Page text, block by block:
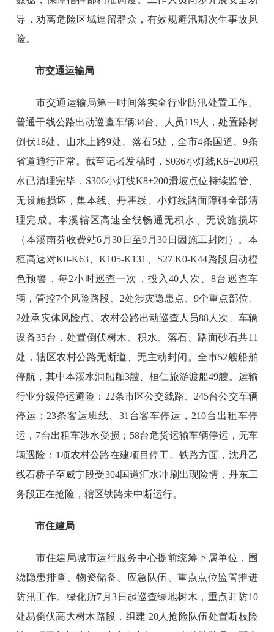
导，劝离危险区域逗留群众，有效规避汛期次生事故风
险。
市交通运输局
市交通运输局第一时间落实全行业防汛处置工作。
普通干线公路出动巡查车辆34台、人员119人，处置路树
倒伏18处、山水上路9处、落石5处，全市4条国道、9条
省道通行正常。截至记者发稿时，S036小灯线K6+200积
水已清理完毕，S306小灯线K8+200滑坡点位持续监管、
无设施损坏，集本线、丹霍线、小灯线路面障碍全部清
理完成。本溪辖区高速全线畅通无积水、无设施损坏
（本溪南芬收费站6月30日至9月30日因施工封闭）。本
桓高速对K0-K63、K105-K131、S27 K0-K44路段启动橙
色预警，每2小时巡查一次，投入40人次、8台巡查车
辆，管控7个风险路段、2处涉灾隐患点、9个重点部位、
2处承灾体风险点。农村公路出动巡查人员88人次、车辆
设备35台，处置倒伏树木、积水、落石、路面砂石共11
处，辖区农村公路无断道、无主动封闭。全市52艘船舶
停航，其中本溪水洞船舶3艘、桓仁旅游渡船49艘。运输
行业分级停运避险：22条市区公交线路、245台公交车辆
停运；23条客运班线、31台客车停运，210台出租车停
运，7台出租车涉水受损；58台危货运输车辆停运，无车
辆遇险；1项农村公路在建项目停工。铁路方面，沈丹乙
线石桥子至威宁段受304国道汇水冲刷出现险情，丹东工
务段正在抢险，辖区铁路未中断运行。
市住建局
市住建局城市运行服务中心提前统筹下属单位，围
绕隐患排查、物资储备、应急队伍、重点点位监管推进
防汛工作。绿化所7月3日起巡查绿地树木，重点盯防10
处易倒伏高大树木路段，组建 20人抢险队伍处置断枝险